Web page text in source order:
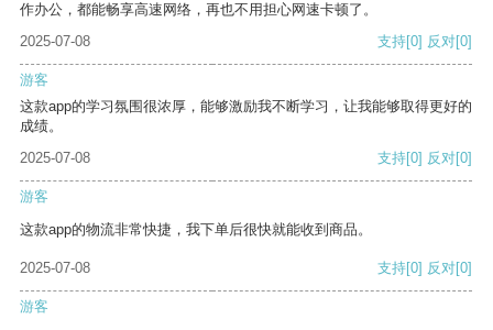
作办公，都能畅享高速网络，再也不用担心网速卡顿了。
2025-07-08
支持[0] 反对[0]
游客
这款app的学习氛围很浓厚，能够激励我不断学习，让我能够取得更好的
成绩。
2025-07-08
支持[0] 反对[0]
游客
这款app的物流非常快捷，我下单后很快就能收到商品。
2025-07-08 支持[0] 反对[0]
游客